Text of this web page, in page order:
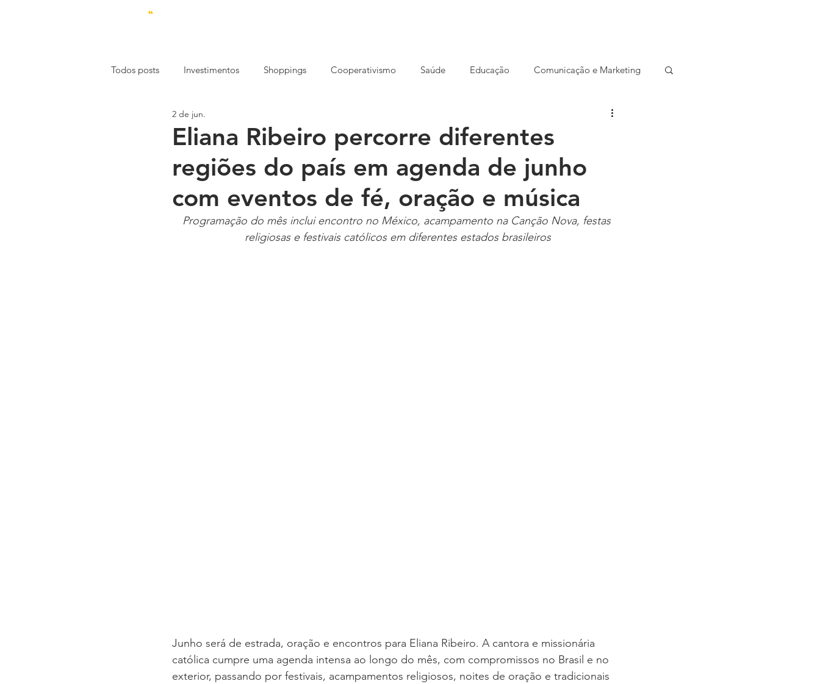
Todos posts Investimentos Shoppings Cooperativismo Saúde Educação Comunicação e Marketing
Economia Startup
Mercado de Trabalho Construção Imóveis Meio ambiente Opinião Varejo Entrevista
Eliana Ribeiro percorre diferentes
regiões do país em agenda de junho
com eventos de fé, oração e música
2 de jun.
Programação do mês inclui encontro no México, acampamento na Canção Nova, festas
religiosas e festivais católicos em diferentes estados brasileiros
Junho será de estrada, oração e encontros para Eliana Ribeiro. A cantora e missionária
católica cumpre uma agenda intensa ao longo do mês, com compromissos no Brasil e no
exterior, passando por festivais, acampamentos religiosos, noites de oração e tradicionais